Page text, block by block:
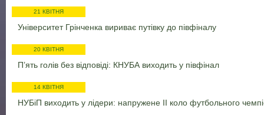
21 КВІТНЯ
Університет Грінченка вириває путівку до півфіналу
20 КВІТНЯ
П’ять голів без відповіді: КНУБА виходить у півфінал
14 КВІТНЯ
НУБіП виходить у лідери: напружене ІІ коло футбольного